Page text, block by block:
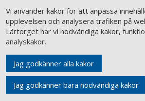
Vi använder kakor för att anpassa
upplevelsen och analysera trafiken på
Lärtorget har vi nödvändiga kakor,
analyskakor.
Jag godkänner alla kakor
Jag godkänner bara nödvändiga kakor